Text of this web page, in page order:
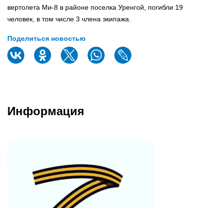
вертолета Ми-8 в районе поселка Уренгой, погибли 19
человек, в том числе 3 члена экипажа.
Поделиться новостью
Информация